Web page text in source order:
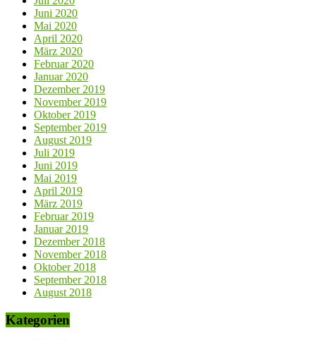
Juni 2020
Mai 2020
April 2020
März 2020
Februar 2020
Januar 2020
Dezember 2019
November 2019
Oktober 2019
September 2019
August 2019
Juli 2019
Juni 2019
Mai 2019
April 2019
März 2019
Februar 2019
Januar 2019
Dezember 2018
November 2018
Oktober 2018
September 2018
August 2018
Kategorien